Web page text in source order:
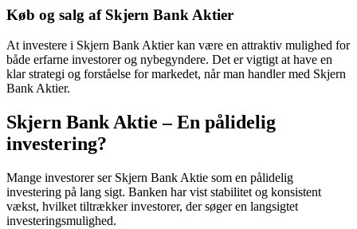
Køb og salg af Skjern Bank Aktier
At investere i Skjern Bank Aktier kan være en attraktiv mulighed for
både erfarne investorer og nybegyndere. Det er vigtigt at have en
klar strategi og forståelse for markedet, når man handler med Skjern
Bank Aktier.
Skjern Bank Aktie – En pålidelig
investering?
Mange investorer ser Skjern Bank Aktie som en pålidelig
investering på lang sigt. Banken har vist stabilitet og konsistent
vækst, hvilket tiltrækker investorer, der søger en langsigtet
investeringsmulighed.